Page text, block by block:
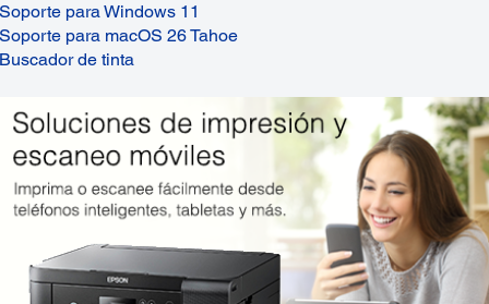
Soporte para Windows 11
Soporte para macOS 26 Tahoe
Buscador de tinta